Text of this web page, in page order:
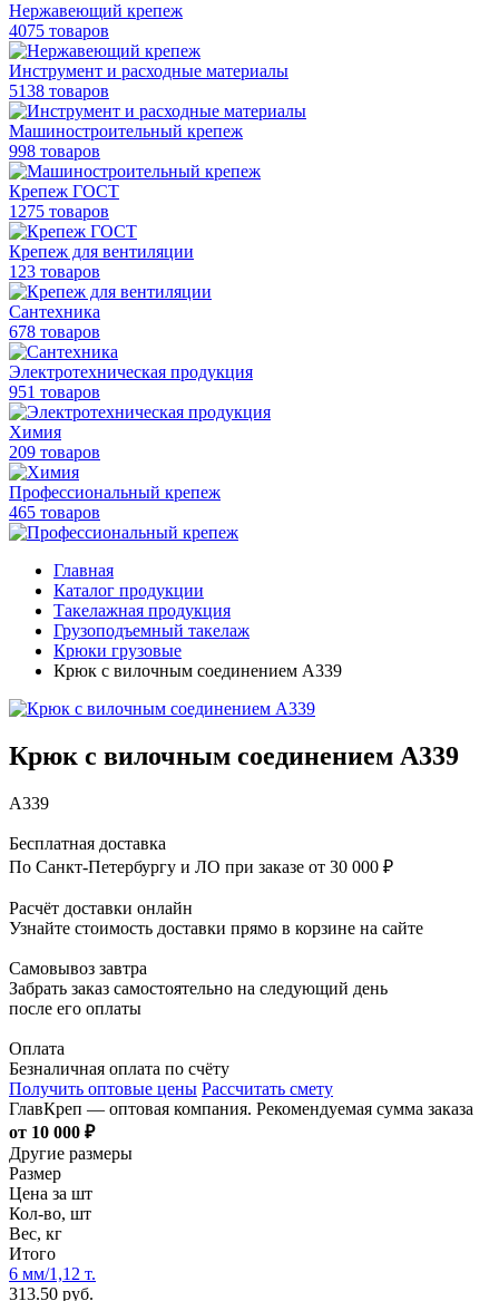
Нержавеющий крепеж
4075 товаров
Инструмент и расходные материалы
5138 товаров
Машиностроительный крепеж
998 товаров
Крепеж ГОСТ
1275 товаров
Крепеж для вентиляции
123 товаров
Сантехника
678 товаров
Электротехническая продукция
951 товаров
Химия
209 товаров
Профессиональный крепеж
465 товаров
Главная
Каталог продукции
Такелажная продукция
Грузоподъемный такелаж
Крюки грузовые
Крюк с вилочным соединением А339
Крюк с вилочным соединением А339
А339
Бесплатная доставка
По Санкт-Петербургу и ЛО при заказе от 30 000 ₽
Расчёт доставки онлайн
Узнайте стоимость доставки прямо в корзине на сайте
Самовывоз завтра
Забрать заказ самостоятельно на следующий день
после его оплаты
Оплата
Безналичная оплата по счёту
Получить оптовые цены Рассчитать смету
ГлавКреп — оптовая компания. Рекомендуемая сумма заказа
от 10 000 ₽
Другие размеры
Размер
Цена за шт
Кол-во, шт
Вес, кг
Итого
6 мм/1,12 т.
313.50 руб.